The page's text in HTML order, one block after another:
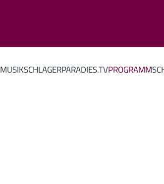
MUSIKSCHLAGERPARADIES.TVPROGRAMM